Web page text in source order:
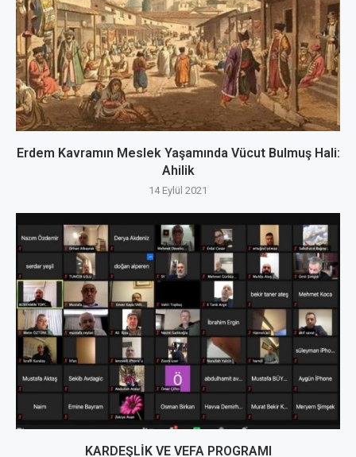
Erdem Kavramın Meslek Yaşamında Vücut Bulmuş Hali:
Ahilik
14 Eylül 2021
KARDEŞLİK VE VEFA PROGRAMI